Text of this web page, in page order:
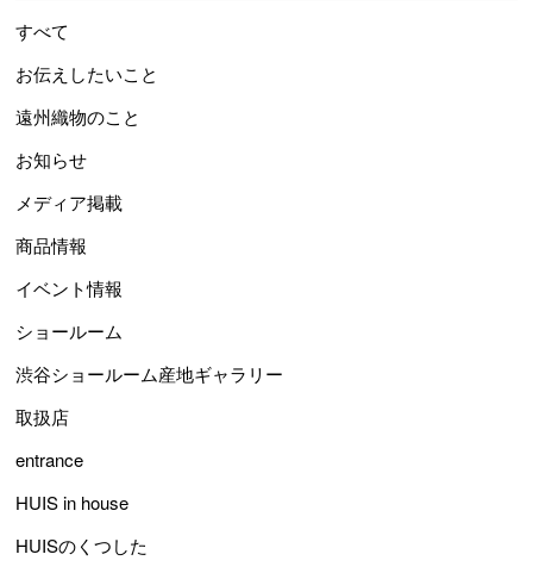
すべて
お伝えしたいこと
遠州織物のこと
お知らせ
メディア掲載
商品情報
イベント情報
ショールーム
渋谷ショールーム産地ギャラリー
取扱店
entrance
HUIS in house
HUISのくつした